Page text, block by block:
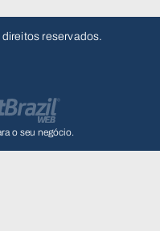
reservados.
o seu negócio.